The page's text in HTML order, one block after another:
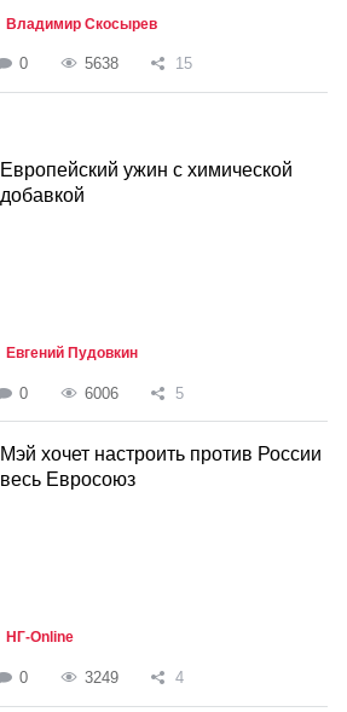
Владимир Скосырев
0 5638 15
Европейский ужин с химической
добавкой
Евгений Пудовкин
0 6006 5
Мэй хочет настроить против России
весь Евросоюз
НГ-Online
0 3249 4